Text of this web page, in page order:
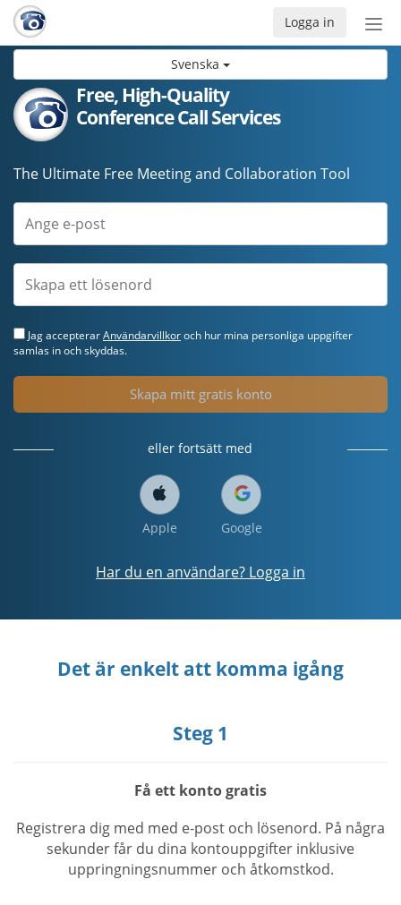
Svenska
Logga in
Free, High-Quality
Conference Call Services
The Ultimate Free Meeting and Collaboration Tool
Jag accepterarAnvändarvillkoroch hur mina personliga uppgifter
samlas in och skyddas.
Skapa mitt gratis konto
eller fortsätt med
Apple Google
Har du en användare? Logga in
Det är enkelt att komma igång
Steg 1
Få ett konto gratis
Registrera dig med med e-post och lösenord. På några
sekunder får du dina kontouppgifter inklusive
uppringningsnummer och åtkomstkod.